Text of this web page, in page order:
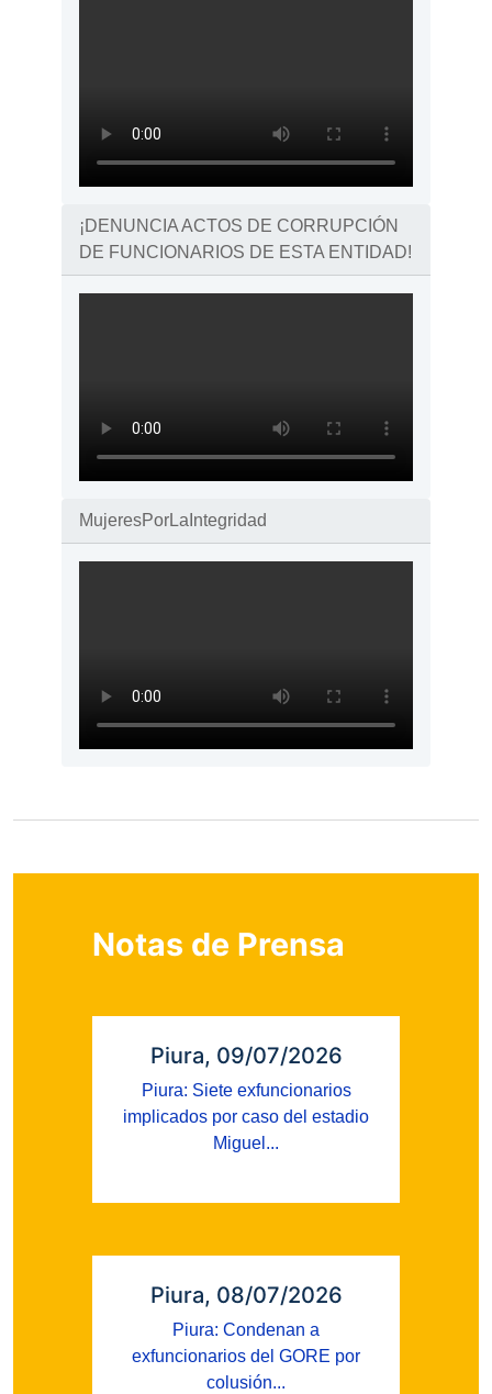
¡DENUNCIA ACTOS DE CORRUPCIÓN
DE FUNCIONARIOS DE ESTA ENTIDAD!
MujeresPorLaIntegridad
Notas de Prensa
Piura, 09/07/2026
Piura: Siete exfuncionarios
implicados por caso del estadio
Miguel...
Piura, 08/07/2026
Piura: Condenan a
exfuncionarios del GORE por
colusión...